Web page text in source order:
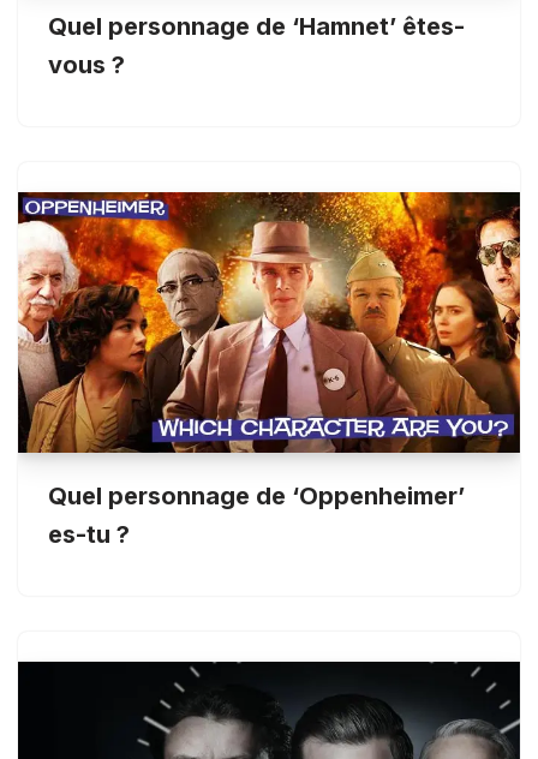
Quel personnage de ‘Hamnet’ êtes-
vous ?
Quel personnage de ‘Oppenheimer’
es-tu ?